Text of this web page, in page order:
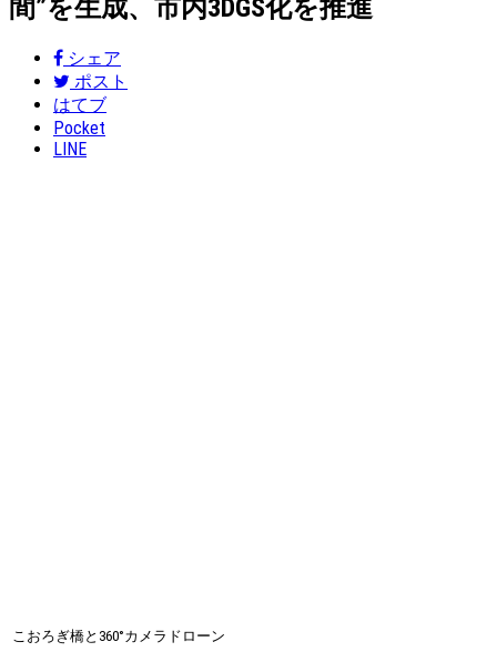
間”を生成、市内3DGS化を推進
シェア
ポスト
はてブ
Pocket
LINE
こおろぎ橋と360°カメラドローン